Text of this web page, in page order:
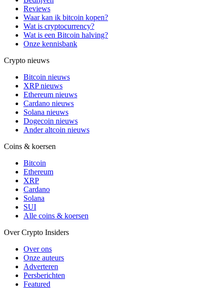
Reviews
Waar kan ik bitcoin kopen?
Wat is cryptocurrency?
Wat is een Bitcoin halving?
Onze kennisbank
Crypto nieuws
Bitcoin nieuws
XRP nieuws
Ethereum nieuws
Cardano nieuws
Solana nieuws
Dogecoin nieuws
Ander altcoin nieuws
Coins & koersen
Bitcoin
Ethereum
XRP
Cardano
Solana
SUI
Alle coins & koersen
Over Crypto Insiders
Over ons
Onze auteurs
Adverteren
Persberichten
Featured